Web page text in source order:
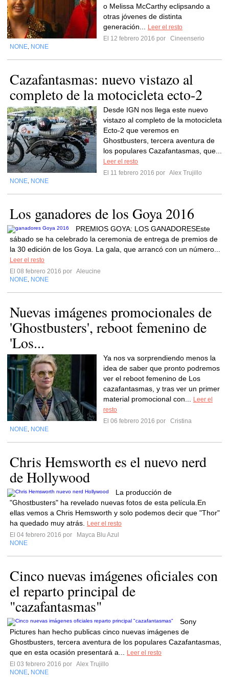
o Melissa McCarthy eclipsando a
otras jóvenes de distinta
generación...
Leer el resto
El 12 febrero 2016 por
Cineenserio
NONE NONE
Cazafantasmas: nuevo vistazo al
completo de la motocicleta ecto-2
Desde IGN nos llega este nuevo
vistazo al completo de la motocicleta
Ecto-2 que veremos en
Ghostbusters, tercera aventura de
los populares Cazafantasmas, que...
Leer el resto
El 11 febrero 2016 por Alex Trujillo
NONE NONE
Los ganadores de los Goya 2016
PREMIOS GOYA: LOS GANADORESEste
sábado se ha celebrado la ceremonia de entrega de premios de
la 30 edición de los Goya. La gala, que arrancó con un número...
Leer el resto
El 08 febrero 2016 por Aleucine
NONE NONE
Nuevas imágenes promocionales de
'Ghostbusters', reboot femenino de
'Los...
Ya nos va sorprendiendo menos la
idea de saber que pronto podremos
ver el reboot femenino de Los
cazafantasmas, y tras ver un primer
material promocional con...
Leer el
resto
El 06 febrero 2016 por
Cristina
NONE NONE
Chris Hemsworth es el nuevo nerd
de Hollywood
La producción de
"Ghostbusters" ha revelado nuevas fotos de esta película.En
ellas vemos a Chris Hemsworth y solo podemos decir que "Thor"
ha quedado muy atrás.
Leer el resto
El 04 febrero 2016 por
Mayca Blu Azul
NONE
Cinco nuevas imágenes oficiales con
el reparto principal de
"cazafantasmas"
Sony
Pictures han hecho publicas cinco nuevas imágenes de
Ghostbusters, tercera aventura de los populares Cazafantasmas,
que en esta ocasión presentará a...
Leer el resto
El 03 febrero 2016 por Alex Trujillo
NONE NONE